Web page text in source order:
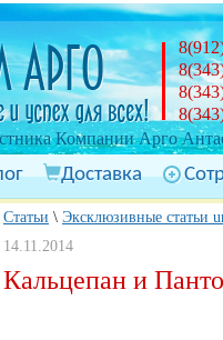
Компании Арго
Доставка
Статьи \ Эксклюзивные статьи
14.11.2014
Кальцепан и